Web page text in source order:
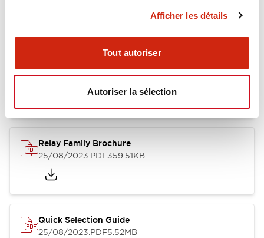
Afficher les détails
Tout autoriser
Autoriser la sélection
Fichiers CAO Approbations Et
RH Series Power Relays
12/05/2026.PDF450.14KB
Relay Family Brochure
25/08/2023.PDF359.51KB
Quick Selection Guide
25/08/2023.PDF5.52MB